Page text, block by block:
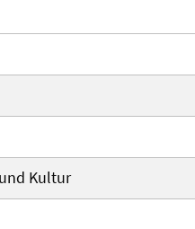
Kultur